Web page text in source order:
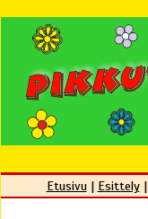
Etusivu| Esittely|